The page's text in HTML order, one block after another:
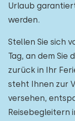
Urlaub
werden.
Stellen Sie sich
Tag, an dem Sie
zurück in Ihr
steht Ihnen zur
versehen,
Reisebegleitern